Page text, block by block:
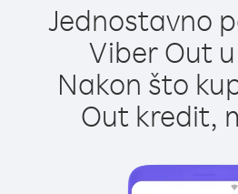
Jednostavno
Viber Out
Nakon što
Out kredit,